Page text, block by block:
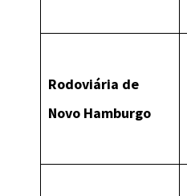
Rodoviária de
Novo Hamburgo